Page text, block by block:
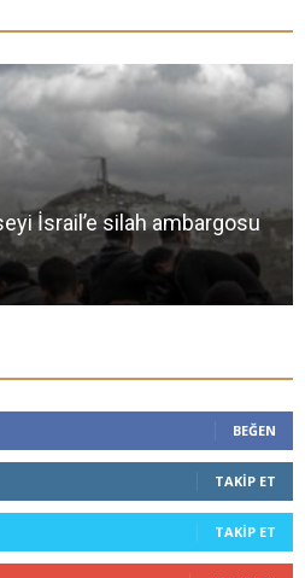
İsrail’e silah ambargosu
BEĞEN
TAKIP ET
TAKIP ET